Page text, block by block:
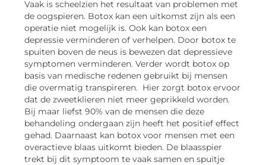
Vaak is scheelzien het resultaat van problemen met
de oogspieren. Botox kan een uitkomst zijn als een
operatie niet mogelijk is. Ook kan botox een
depressie verminderen of verhelpen. Door botox te
spuiten boven de neus is bewezen dat depressieve
symptomen verminderen. Verder wordt botox op
basis van medische redenen gebruikt bij mensen
die overmatig transpireren. Hier zorgt botox ervoor
dat de zweetklieren niet meer geprikkeld worden.
Bij maar liefst 90% van de mensen die deze
behandeling ondergaan zijn heeft het positief effect
gehad. Daarnaast kan botox voor mensen met een
overactieve blaas uitkomt bieden. De blaasspier
trekt bij dit symptoom te vaak samen en spuitje